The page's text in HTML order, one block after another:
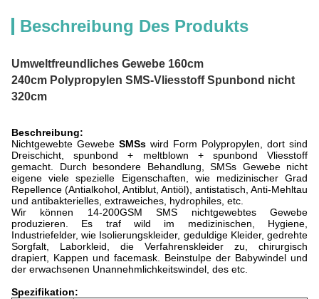
Beschreibung Des Produkts
Umweltfreundliches Gewebe 160cm
240cm Polypropylen SMS-Vliesstoff Spunbond nicht
320cm
Beschreibung:
Nichtgewebte Gewebe SMSs wird Form Polypropylen, dort sind
Dreischicht, spunbond + meltblown + spunbond Vliesstoff
gemacht. Durch besondere Behandlung, SMSs Gewebe nicht
eigene viele spezielle Eigenschaften, wie medizinischer Grad
Repellence (Antialkohol, Antiblut, Antiöl), antistatisch, Anti-Mehltau
und antibakterielles, extraweiches, hydrophiles, etc.
Wir können 14-200GSM SMS nichtgewebtes Gewebe
produzieren. Es traf wild im medizinischen, Hygiene,
Industriefelder, wie Isolierungskleider, geduldige Kleider, gedrehte
Sorgfalt, Laborkleid, die Verfahrenskleider zu, chirurgisch
drapiert, Kappen und facemask. Beinstulpe der Babywindel und
der erwachsenen Unannehmlichkeitswindel, des etc.
Spezifikation: